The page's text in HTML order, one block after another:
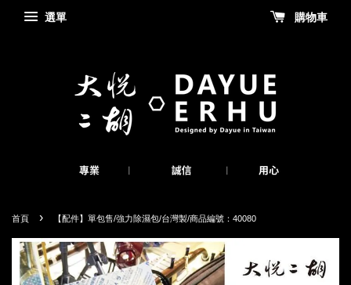
選單 購物車
首頁 › 【配件】單包售/強力除濕包/台灣製/商品編號：40080